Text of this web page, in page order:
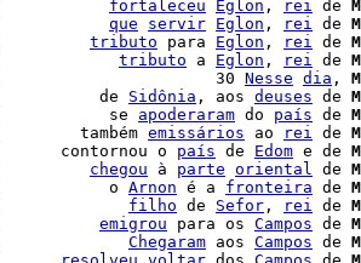
fortaleceu Eglon , rei de
que servir Eglon , rei de
tributo para Eglon , rei de
tributo a Eglon , rei de
|                      30 Nesse dia ,
|          de Sidônia , aos deuses de
|           se apoderaram do país de
|        também emissários ao rei de
|      contornou o país de Edom e de
chegou à parte oriental de
|           o Arnon é a fronteira de
filho de Sefor , rei de
emigrou para os Campos de
Chegaram aos Campos de